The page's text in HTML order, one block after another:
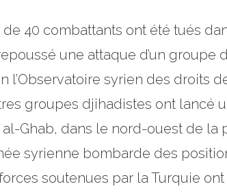
de 40 combattants ont été tués
une attaque d’un
l’Observatoire syrien des droits
groupes djihadistes ont
al-Ghab, dans le nord-ouest de la
syrienne bombarde des
soutenues par la Turquie